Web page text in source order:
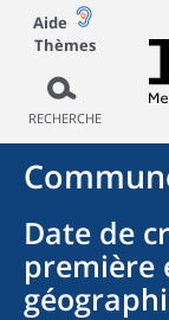
Aide
Thèmes
RECHERCHE
Date de
première